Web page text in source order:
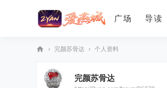
广场 导读
› 完颜苏骨达 › 个人资料
完颜苏骨达